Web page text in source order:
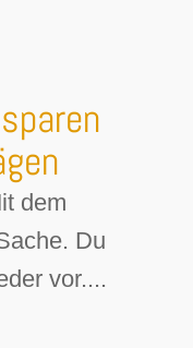
dem
Du
vor....